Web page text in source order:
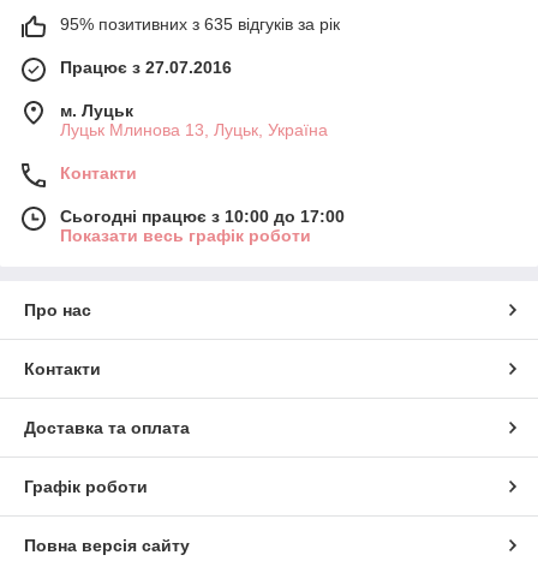
95% позитивних з 635 відгуків за рік
Працює з 27.07.2016
м. Луцьк
Луцьк Млинова 13, Луцьк, Україна
Контакти
Сьогодні працює з 10:00 до 17:00
Показати весь графік роботи
Про нас
Контакти
Доставка та оплата
Графік роботи
Повна версія сайту